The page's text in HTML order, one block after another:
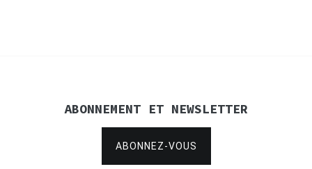
ABONNEMENT ET NEWSLETTER
ABONNEZ-VOUS